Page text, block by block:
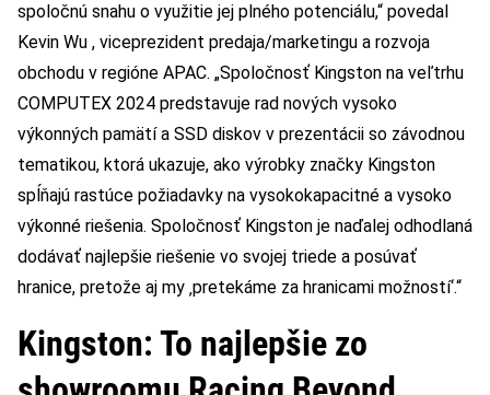
spoločnú snahu o využitie jej plného potenciálu,“ povedal
Kevin Wu , viceprezident predaja/marketingu a rozvoja
obchodu v regióne APAC. „Spoločnosť Kingston na veľtrhu
COMPUTEX 2024 predstavuje rad nových vysoko
výkonných pamätí a SSD diskov v prezentácii so závodnou
tematikou, ktorá ukazuje, ako výrobky značky Kingston
spĺňajú rastúce požiadavky na vysokokapacitné a vysoko
výkonné riešenia. Spoločnosť Kingston je naďalej odhodlaná
dodávať najlepšie riešenie vo svojej triede a posúvať
hranice, pretože aj my ‚pretekáme za hranicami možností‘.“
Kingston: To najlepšie zo